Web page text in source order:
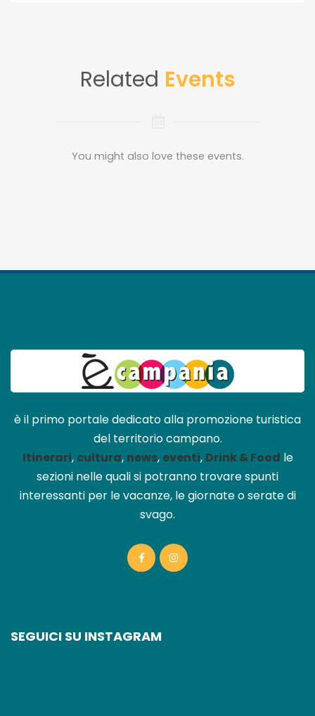
Related Events
You might also love these events.
è il primo portale dedicato alla promozione turistica
del territorio campano.
Itinerari, cultura, news, eventi, Drink & Food le
sezioni nelle quali si potranno trovare spunti
interessanti per le vacanze, le giornate o serate di
svago.
SEGUICI SU INSTAGRAM